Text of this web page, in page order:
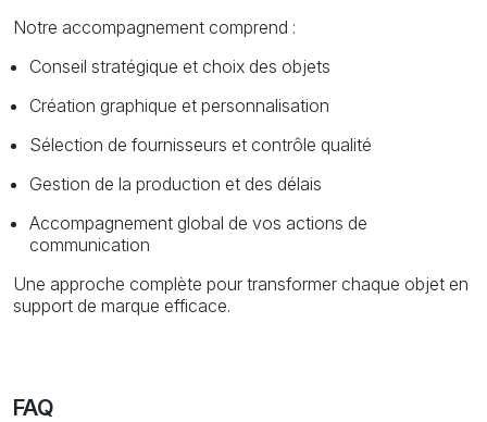
Notre accompagnement comprend :
Conseil stratégique et choix des objets
Création graphique et personnalisation
Sélection de fournisseurs et contrôle qualité
Gestion de la production et des délais
Accompagnement global de vos actions de
communication
Une approche complète pour transformer chaque objet en
support de marque efficace.
FAQ